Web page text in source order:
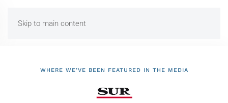
Skip to main content
WHERE WE’VE BEEN FEATURED IN THE MEDIA